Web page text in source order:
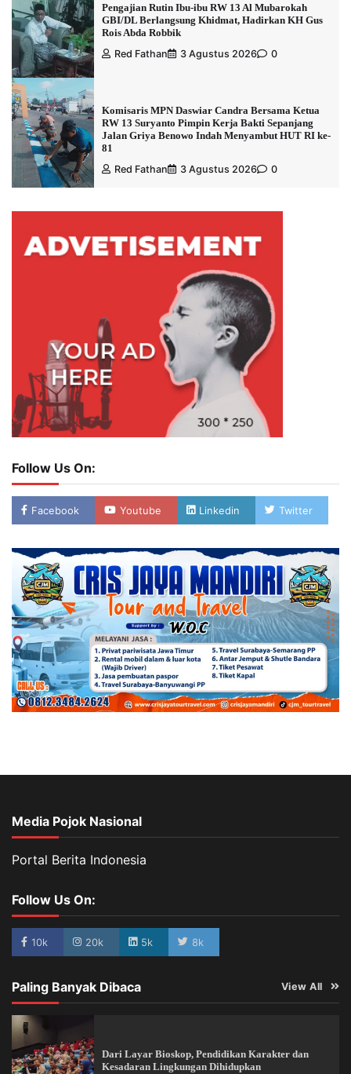
Pengajian Rutin Ibu-ibu RW 13 Al Mubarokah
GBI/DL Berlangsung Khidmat, Hadirkan KH Gus
Rois Abda Robbik
Red Fathan
3 Agustus 2026 0
Komisaris MPN Daswiar Candra Bersama Ketua
RW 13 Suryanto Pimpin Kerja Bakti Sepanjang
Jalan Griya Benowo Indah Menyambut HUT RI ke-
81
Red Fathan
3 Agustus 2026 0
Follow Us On:
Facebook Youtube Linkedin Twitter
Media Pojok Nasional
Portal Berita Indonesia
Follow Us On:
10k 20k 5k 8k
Paling Banyak Dibaca View All
Dari Layar Bioskop, Pendidikan Karakter dan
Kesadaran Lingkungan Dihidupkan